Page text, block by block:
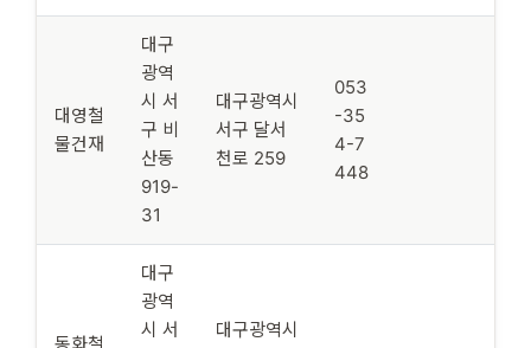
대영철
물건재
대구
광역
시 서
구 비
산동
919-
31
대구광역시
서구 달서
천로 259
053
-35
4-7
448
대구
광역
시 서
대구광역시